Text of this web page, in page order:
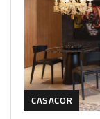
CASACOR